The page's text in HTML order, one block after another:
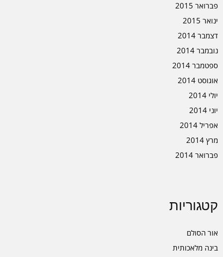
פברואר 2015
ינואר 2015
דצמבר 2014
נובמבר 2014
ספטמבר 2014
אוגוסט 2014
יולי 2014
יוני 2014
אפריל 2014
מרץ 2014
פברואר 2014
קטגוריות
אור הסולם
בינה מלאכותית